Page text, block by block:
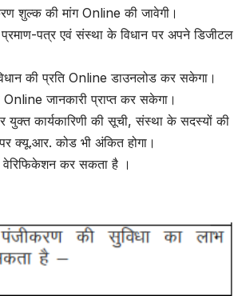
शुल्क की मांग Online की जावेगी।
पत्र एवं संस्था के विधान पर अपने डिजीटल
की प्रति Online डाउनलोड कर सकेगा।
जानकारी प्राप्त कर सकेगा।
कार्यकारिणी की सूची, संस्था के सदस्यों की
क्यू.आर. कोड भी अंकित होगा।
वेरिफिकेशन कर सकता है ।